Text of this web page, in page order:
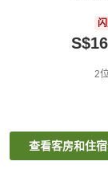
2
查看客房和住